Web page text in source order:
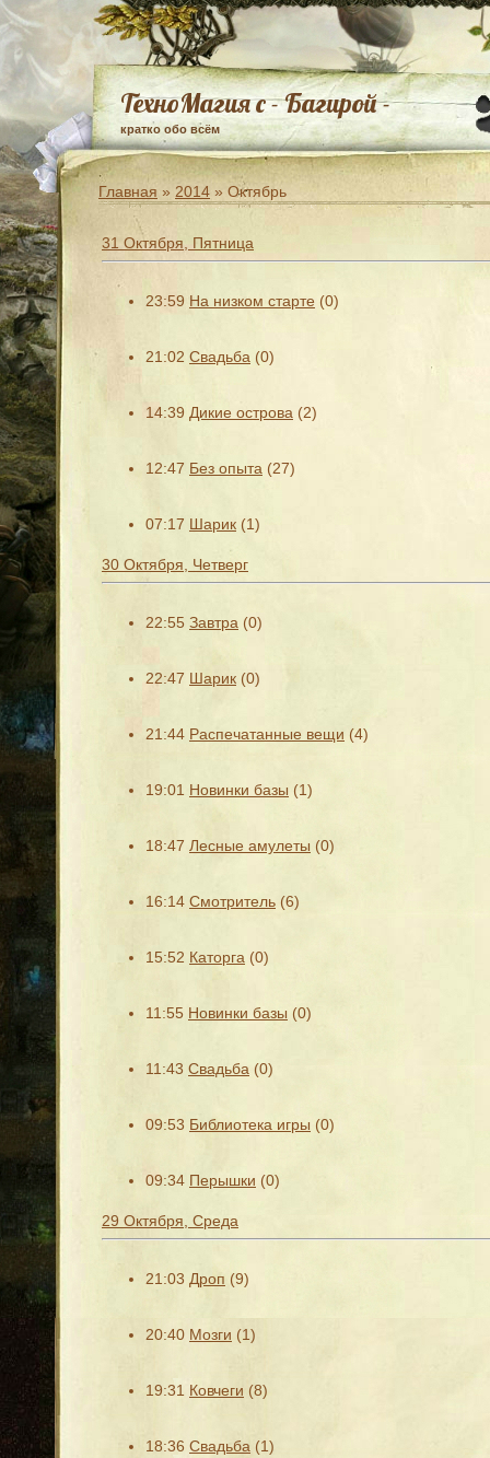
ТехноМагия с - Багирой -
кратко обо всём
Главная » 2014 » Октябрь
31 Октября, Пятница
23:59 На низком старте (0)
21:02 Свадьба (0)
14:39 Дикие острова (2)
12:47 Без опыта (27)
07:17 Шарик (1)
30 Октября, Четверг
22:55 Завтра (0)
22:47 Шарик (0)
21:44 Распечатанные вещи (4)
19:01 Новинки базы (1)
18:47 Лесные амулеты (0)
16:14 Смотритель (6)
15:52 Каторга (0)
11:55 Новинки базы (0)
11:43 Свадьба (0)
09:53 Библиотека игры (0)
09:34 Перышки (0)
29 Октября, Среда
21:03 Дроп (9)
20:40 Мозги (1)
19:31 Ковчеги (8)
18:36 Свадьба (1)